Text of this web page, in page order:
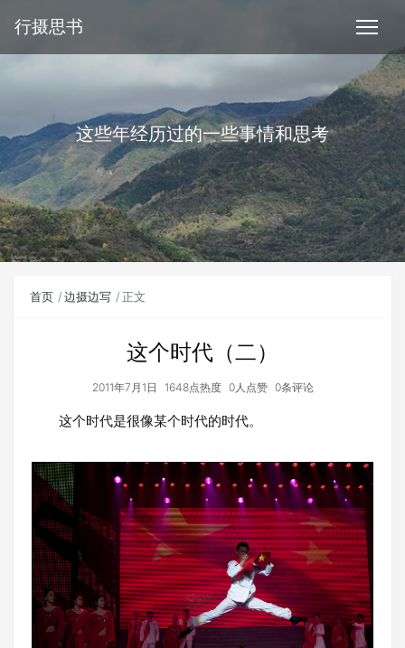
行摄思书
这些年经历过的一些事情和思考
首页 边摄边写 正文
这个时代（二）
2011年7月1日 1648点热度 0人点赞 0条评论
这个时代是很像某个时代的时代。